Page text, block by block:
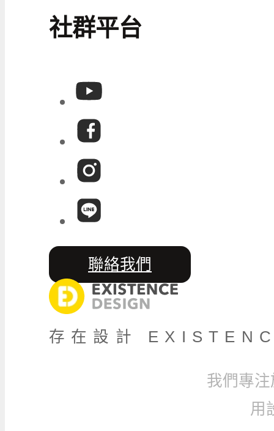
社群平台
聯絡我們
存在設計
我們專
用